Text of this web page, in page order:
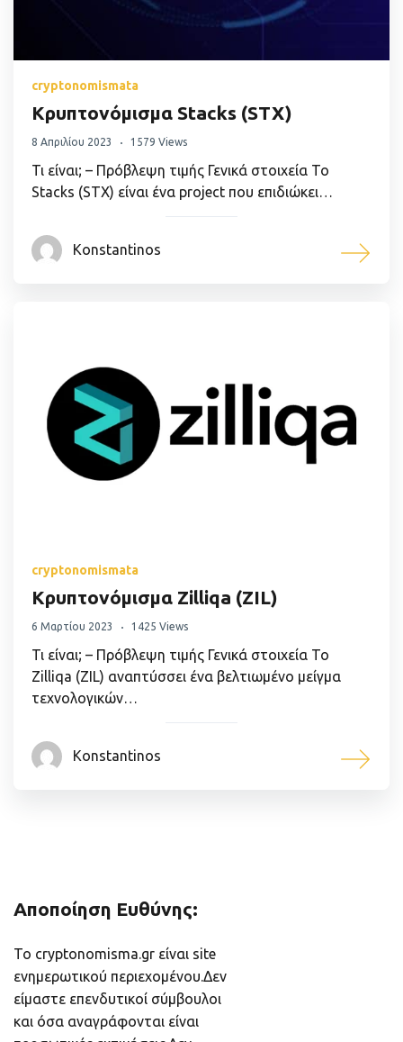
cryptonomismata
Κρυπτονόμισμα Stacks (STX)
8 Απριλίου 2023 1579 Views
Τι είναι; – Πρόβλεψη τιμής Γενικά στοιχεία Το
Stacks (STX) είναι ένα project που επιδιώκει…
Konstantinos
cryptonomismata
Κρυπτονόμισμα Zilliqa (ZIL)
6 Μαρτίου 2023 1425 Views
Τι είναι; – Πρόβλεψη τιμής Γενικά στοιχεία Το
Zilliqa (ZIL) αναπτύσσει ένα βελτιωμένο μείγμα
τεχνολογικών…
Konstantinos
Αποποίηση Ευθύνης:
Το cryptonomisma.gr είναι site
ενημερωτικού περιεχομένου.Δεν
είμαστε επενδυτικοί σύμβουλοι
και όσα αναγράφονται είναι